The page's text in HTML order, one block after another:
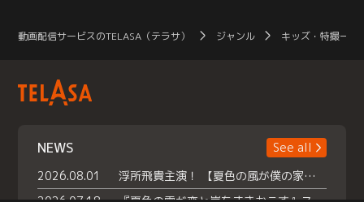
動画配信サービスのTELASA（テラサ） ジャンル キッズ・特撮一覧
NEWS
See all
2026.08.01
浮所飛貴主演！ 【夏色の風が僕の家にやってきた】 本日よりテラサで独占配信スタート！